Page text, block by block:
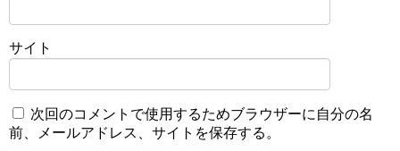
サイト
次回のコメントで使用するためブラウザーに自分の名
前、メールアドレス、サイトを保存する。